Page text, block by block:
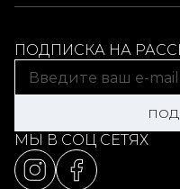
ПОДПИСКА НА
МЫ В СОЦ СЕТЯХ